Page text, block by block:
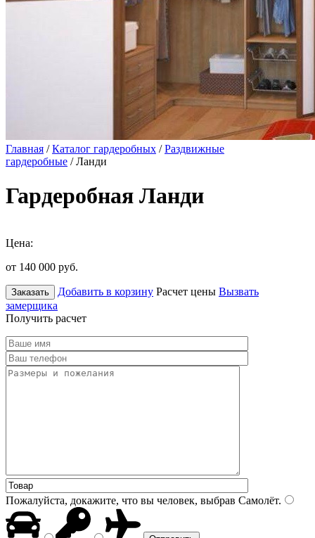
Главная /Каталог гардеробных /Раздвижные
гардеробные / Ланди
Гардеробная Ланди
Цена:
от 140 000 руб.
Заказать Добавить в корзину Расчет цены Вызвать
замерщика
Получить расчет
Пожалуйста, докажите, что вы человек, выбрав Самолёт.